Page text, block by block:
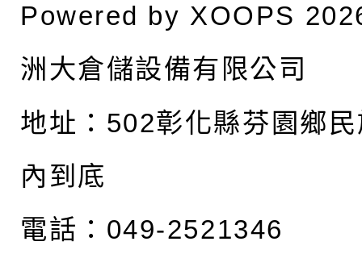
Powered by XOOPS
洲大倉儲設備有限公司
地址： 502彰化縣芬園鄉
內到底
電話：049-2521346